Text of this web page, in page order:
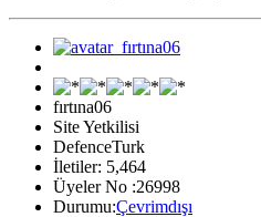
fırtına06
Site Yetkilisi
DefenceTurk
İletiler: 5,464
Üyeler No :26998
Durumu:Çevrimdışı